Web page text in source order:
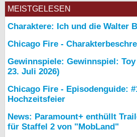
MEISTGELESEN
Charaktere: Ich und die Walter
Chicago Fire -
Gewinnspiele: Gewinnspiel:
23. Juli 2026)
Chicago Fire - Episodenguide:
Hochzeitsfeier
News: Paramount+ enthüllt
für Staffel 2 von "MobLand"